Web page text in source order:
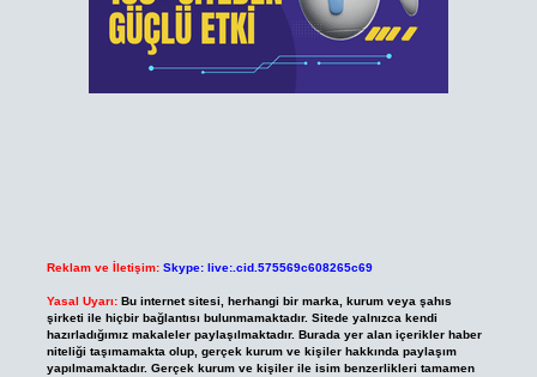
Reklam ve İletişim: Skype: live:.cid.575569c608265c69
Yasal Uyarı: Bu internet sitesi, herhangi bir marka, kurum veya şahıs
şirketi ile hiçbir bağlantısı bulunmamaktadır. Sitede yalnızca kendi
hazırladığımız makaleler paylaşılmaktadır. Burada yer alan içerikler haber
niteliği taşımamakta olup, gerçek kurum ve kişiler hakkında paylaşım
yapılmamaktadır. Gerçek kurum ve kişiler ile isim benzerlikleri tamamen